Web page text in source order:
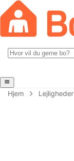
Hjem Lejligheder